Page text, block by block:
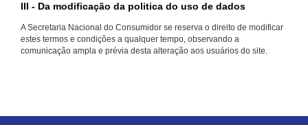
III - Da modificação da politica do uso de dados
A Secretaria Nacional do Consumidor se reserva o direito de modificar
estes termos e condições a qualquer tempo, observando a
comunicação ampla e prévia desta alteração aos usuários do site.